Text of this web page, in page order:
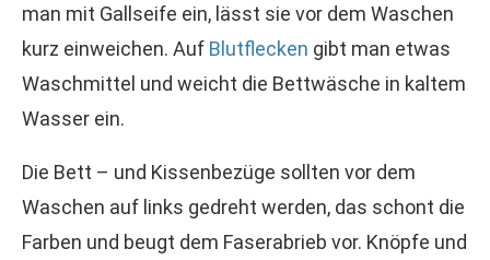
man mit Gallseife ein, lässt sie vor dem Waschen
kurz einweichen. Auf Blutflecken gibt man etwas
Waschmittel und weicht die Bettwäsche in kaltem
Wasser ein.
Die Bett – und Kissenbezüge sollten vor dem
Waschen auf links gedreht werden, das schont die
Farben und beugt dem Faserabrieb vor. Knöpfe und